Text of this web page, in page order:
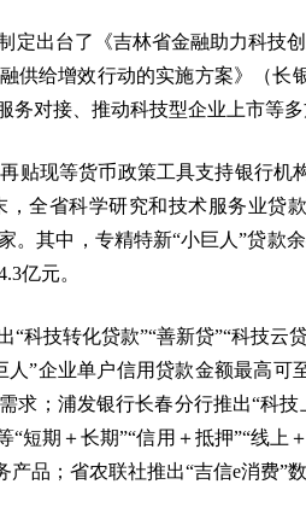
定出台了《吉林省金融助力科技
供给增效行动的实施方案》（长
务对接、推动科技型企业上市等
贴现等货币政策工具支持银行机
全省科学研究和技术服务业贷
。其中，专精特新“小巨人”贷款
亿元。
“科技转化贷款”“善新贷”“科技
”企业单户信用贷款金额最高
求；浦发银行长春分行推出“科
“短期＋长期”“信用＋抵押”“线
品；省农联社推出“吉信e消费”数